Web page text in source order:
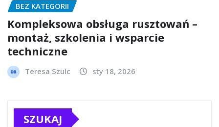
BEZ KATEGORII
Kompleksowa obsługa rusztowań –
montaż, szkolenia i wsparcie
techniczne
Teresa Szulc sty 18, 2026
SZUKAJ